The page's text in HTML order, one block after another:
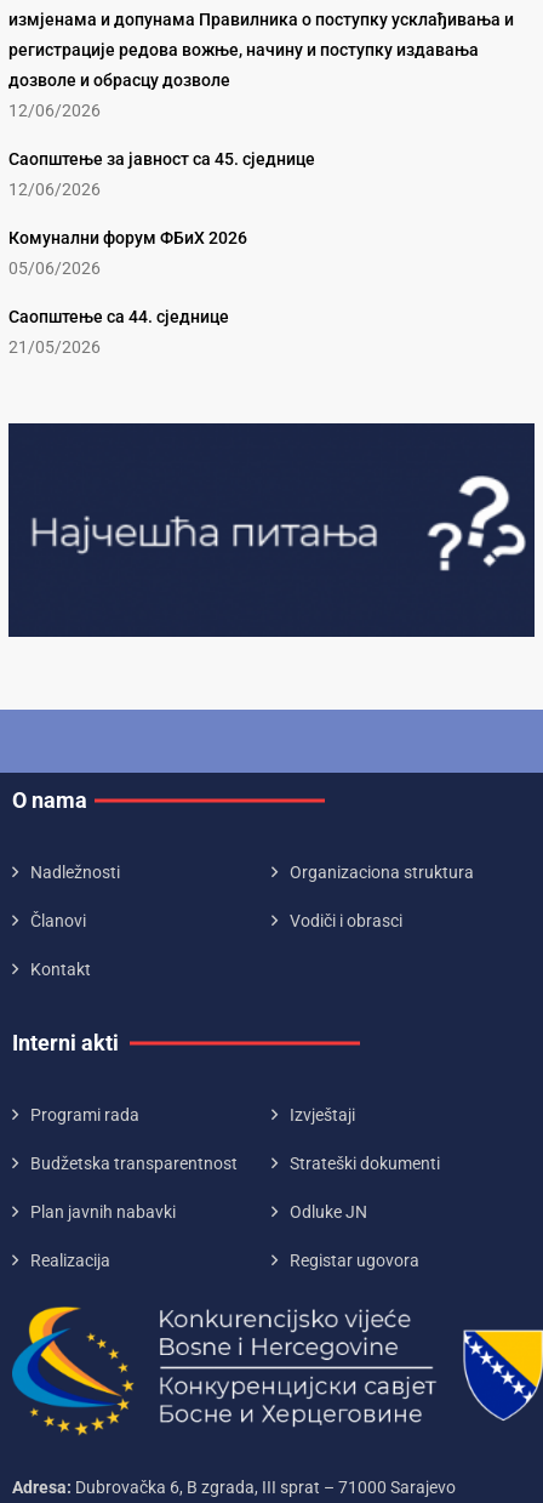
измјенама и допунама Правилника о поступку усклађивања и
регистрације редова вожње, начину и поступку издавања
дозволе и обрасцу дозволе
12/06/2026
Саопштење за јавност са 45. сједнице
12/06/2026
Комунални форум ФБиХ 2026
05/06/2026
Саопштење са 44. сједнице
21/05/2026
O nama
Nadležnosti Organizaciona struktura
Članovi Vodiči i obrasci
Kontakt
Interni akti
Programi rada Izvještaji
Budžetska transparentnost Strateški dokumenti
Plan javnih nabavki Odluke JN
Realizacija Registar ugovora
Adresa: Dubrovačka 6, B zgrada, III sprat – 71000‌ Sarajevo